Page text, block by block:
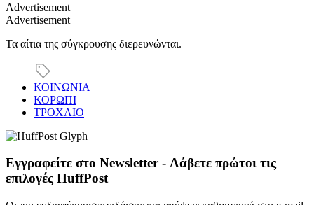
Advertisement
Advertisement
Τα αίτια της σύγκρουσης διερευνώνται.
ΚΟΙΝΩΝΙΑ
ΚΟΡΩΠΙ
ΤΡΟΧΑΙΟ
Εγγραφείτε στο Newsletter - Λάβετε πρώτοι τις
επιλογές HuffPost